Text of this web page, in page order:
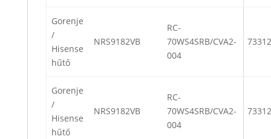
Gorenje
/
Hisense
hűtő
NRS9182VB
RC-
70WS4SRB/CVA2-
004
Gorenje
/
Hisense
hűtő
NRS9182VB
RC-
70WS4SRB/CVA2-
004